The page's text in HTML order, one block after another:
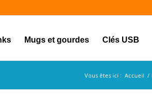
Mugs et gourdes Clés USB
Vous êtes ici : Accueil /